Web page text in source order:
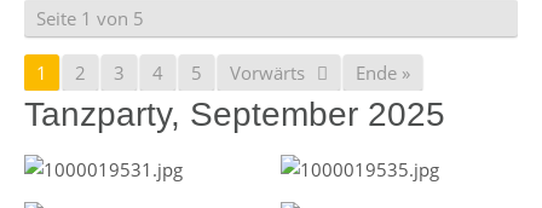
Seite 1 von 5
1 2 3 4 5 Vorwärts Ende »
Tanzparty, September 2025